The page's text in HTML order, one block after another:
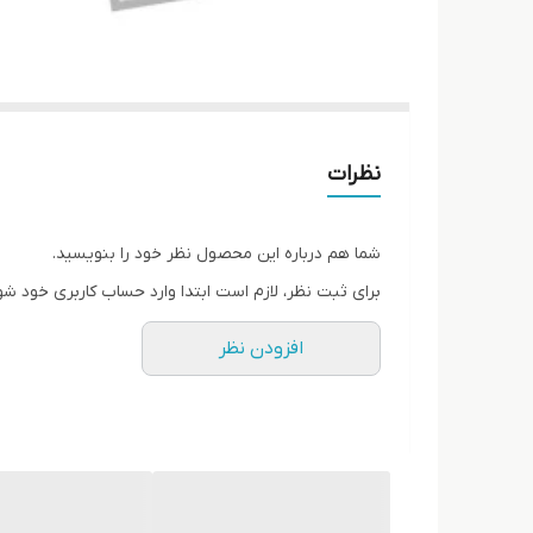
نظرات
شما هم درباره این محصول نظر خود را بنویسید.
برای ثبت نظر، لازم است ابتدا وارد حساب کاربری خود
افزودن نظر